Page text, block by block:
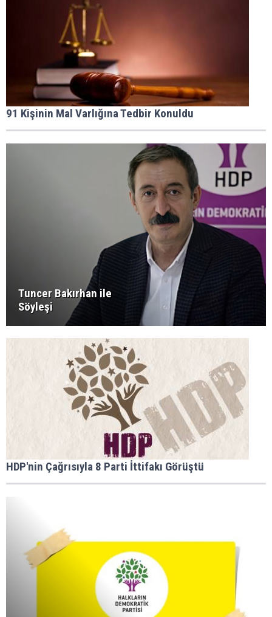
91 Kişinin Mal Varlığına Tedbir Konuldu
Tuncer Bakırhan ile
Söyleşi
HDP'nin Çağrısıyla 8 Parti İttifakı Görüştü